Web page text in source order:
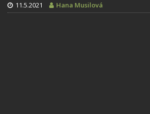
11.5.2021 Hana Musilová